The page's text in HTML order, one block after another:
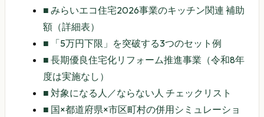
■ みらいエコ住宅2026事業のキッチン関連 補助
額（詳細表）
■
「5万円下限」を突破する3つのセット例
■ 長期優良住宅化リフォーム推進事業（令和8年
度は実施なし）
■ 対象になる人／ならない人 チェックリスト
■ 国×都道府県×市区町村の併用シミュレーショ